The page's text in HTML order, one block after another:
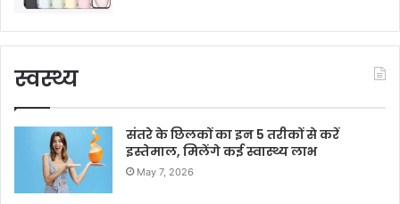
स्वस्थ्य
संतरे के छिलकों का इन 5 तरीकों से करें
इस्तेमाल, मिलेंगे कई स्वास्थ्य लाभ
May 7, 2026